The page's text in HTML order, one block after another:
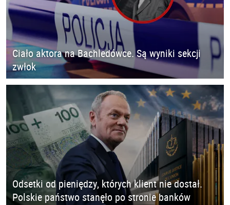
Ciało aktora na Bachledówce. Są wyniki sekcji
zwłok
Odsetki od pieniędzy, których klient nie dostał.
Polskie państwo stanęło po stronie banków